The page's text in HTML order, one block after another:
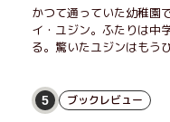
かつて通っていた幼稚園
イ・ユジン。ふたりは中
る。驚いたユジンはもう
トセラー小説の邦訳版。
5 ブックレビュー